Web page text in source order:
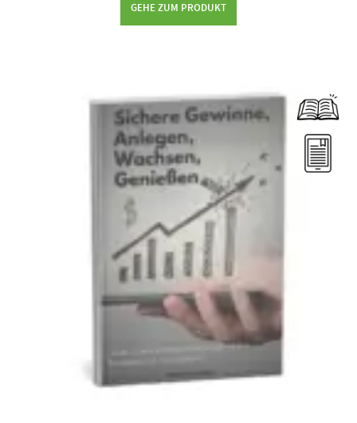
GEHE ZUM PRODUKT